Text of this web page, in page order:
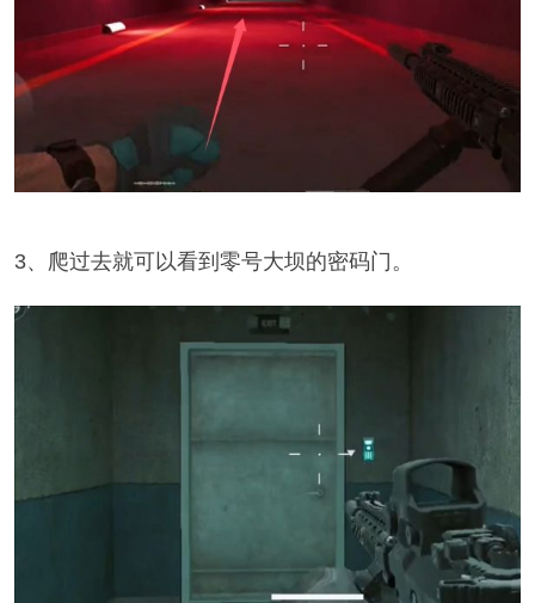
3、爬过去就可以看到零号大坝的密码门。